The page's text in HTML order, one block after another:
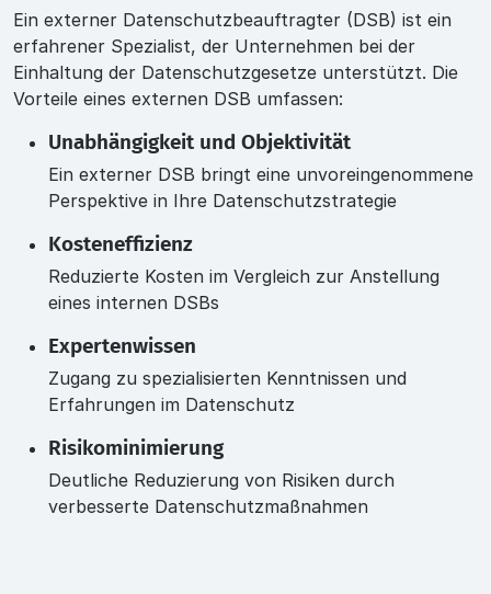
Ein externer Datenschutzbeauftragter (DSB) ist ein
erfahrener Spezialist, der Unternehmen bei der
Einhaltung der Datenschutzgesetze unterstützt. Die
Vorteile eines externen DSB umfassen:
Unabhängigkeit und Objektivität
Ein externer DSB bringt eine unvoreingenommene
Perspektive in Ihre Datenschutzstrategie
Kosteneffizienz
Reduzierte Kosten im Vergleich zur Anstellung
eines internen DSBs
Expertenwissen
Zugang zu spezialisierten Kenntnissen und
Erfahrungen im Datenschutz
Risikominimierung
Deutliche Reduzierung von Risiken durch
verbesserte Datenschutzmaßnahmen